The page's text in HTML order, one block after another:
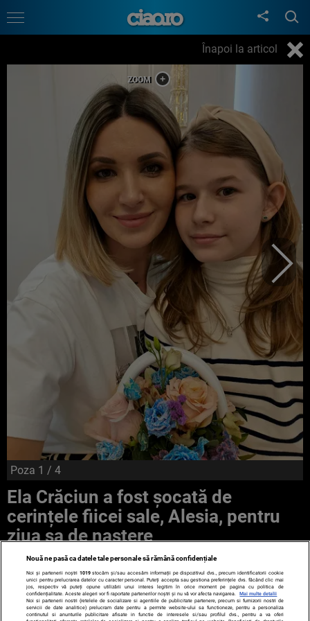
Înapoi la articol
Poza 1 / 4
Ela Crăciun a fost șocată de
cerințele fiicei sale, Alesia, pentru
ziua sa de naștere
Nouă ne pasă ca datele tale personale să rămână confidențiale
Noi și partenerii noștri 1019stocăm și/sau accesăm informații pe dispozitivul dvs., precum identificatorii cookie
unici pentru prelucrarea datelor cu caracter personal. Puteți accepta sau gestiona preferințele dvs. făcând clic mai
jos, respectiv vă puteți opune utilizării unui interes legitim în orice moment pe pagina cu politica de
confidențialitate. Aceste alegeri vor fi raportate partenerilor noștri și nu vă vor afecta navigarea.
Mai multe detalii
Noi si partenerii nostri (retelele de socializare si agentiile de publicitate partenere, precum si furnizorii nostri de
servicii de date analitice) prelucram date pentru a permite website-ului sa functioneze, pentru a personaliza
continutul si anunturile publicitare afisate in functie de interesele si/sau profilul dvs., pentru a va oferi